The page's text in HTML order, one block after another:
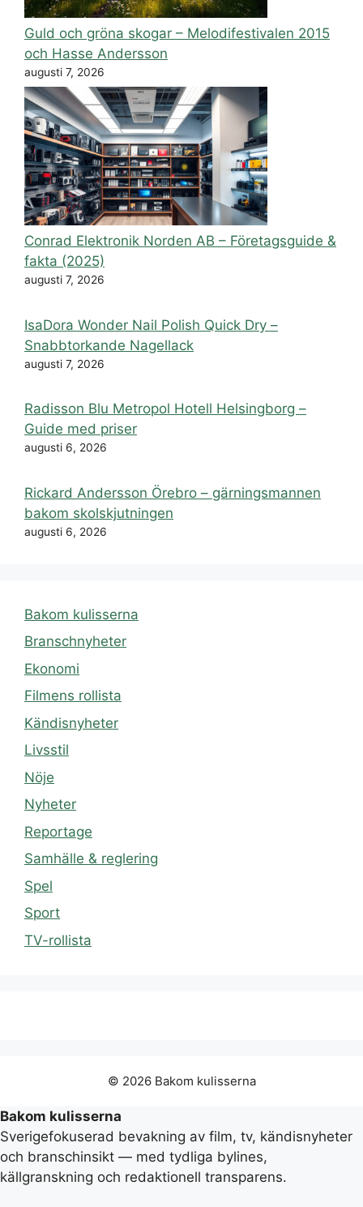
Guld och gröna skogar – Melodifestivalen 2015
och Hasse Andersson
augusti 7, 2026
Conrad Elektronik Norden AB – Företagsguide &
fakta (2025)
augusti 7, 2026
IsaDora Wonder Nail Polish Quick Dry –
Snabbtorkande Nagellack
augusti 7, 2026
Radisson Blu Metropol Hotell Helsingborg –
Guide med priser
augusti 6, 2026
Rickard Andersson Örebro – gärningsmannen
bakom skolskjutningen
augusti 6, 2026
Bakom kulisserna
Branschnyheter
Ekonomi
Filmens rollista
Kändisnyheter
Livsstil
Nöje
Nyheter
Reportage
Samhälle & reglering
Spel
Sport
TV-rollista
© 2026 Bakom kulisserna
Bakom kulisserna
Sverigefokuserad bevakning av film, tv, kändisnyheter
och branschinsikt — med tydliga bylines,
källgranskning och redaktionell transparens.